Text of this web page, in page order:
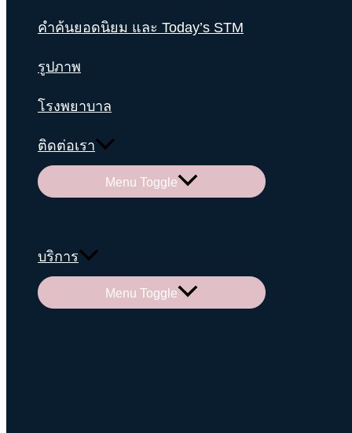
คำค้นยอดนิยม และ Today’s STM
รูปภาพ
โรงพยาบาล
ติดต่อเรา
Menu Toggle
บริการ
Menu Toggle